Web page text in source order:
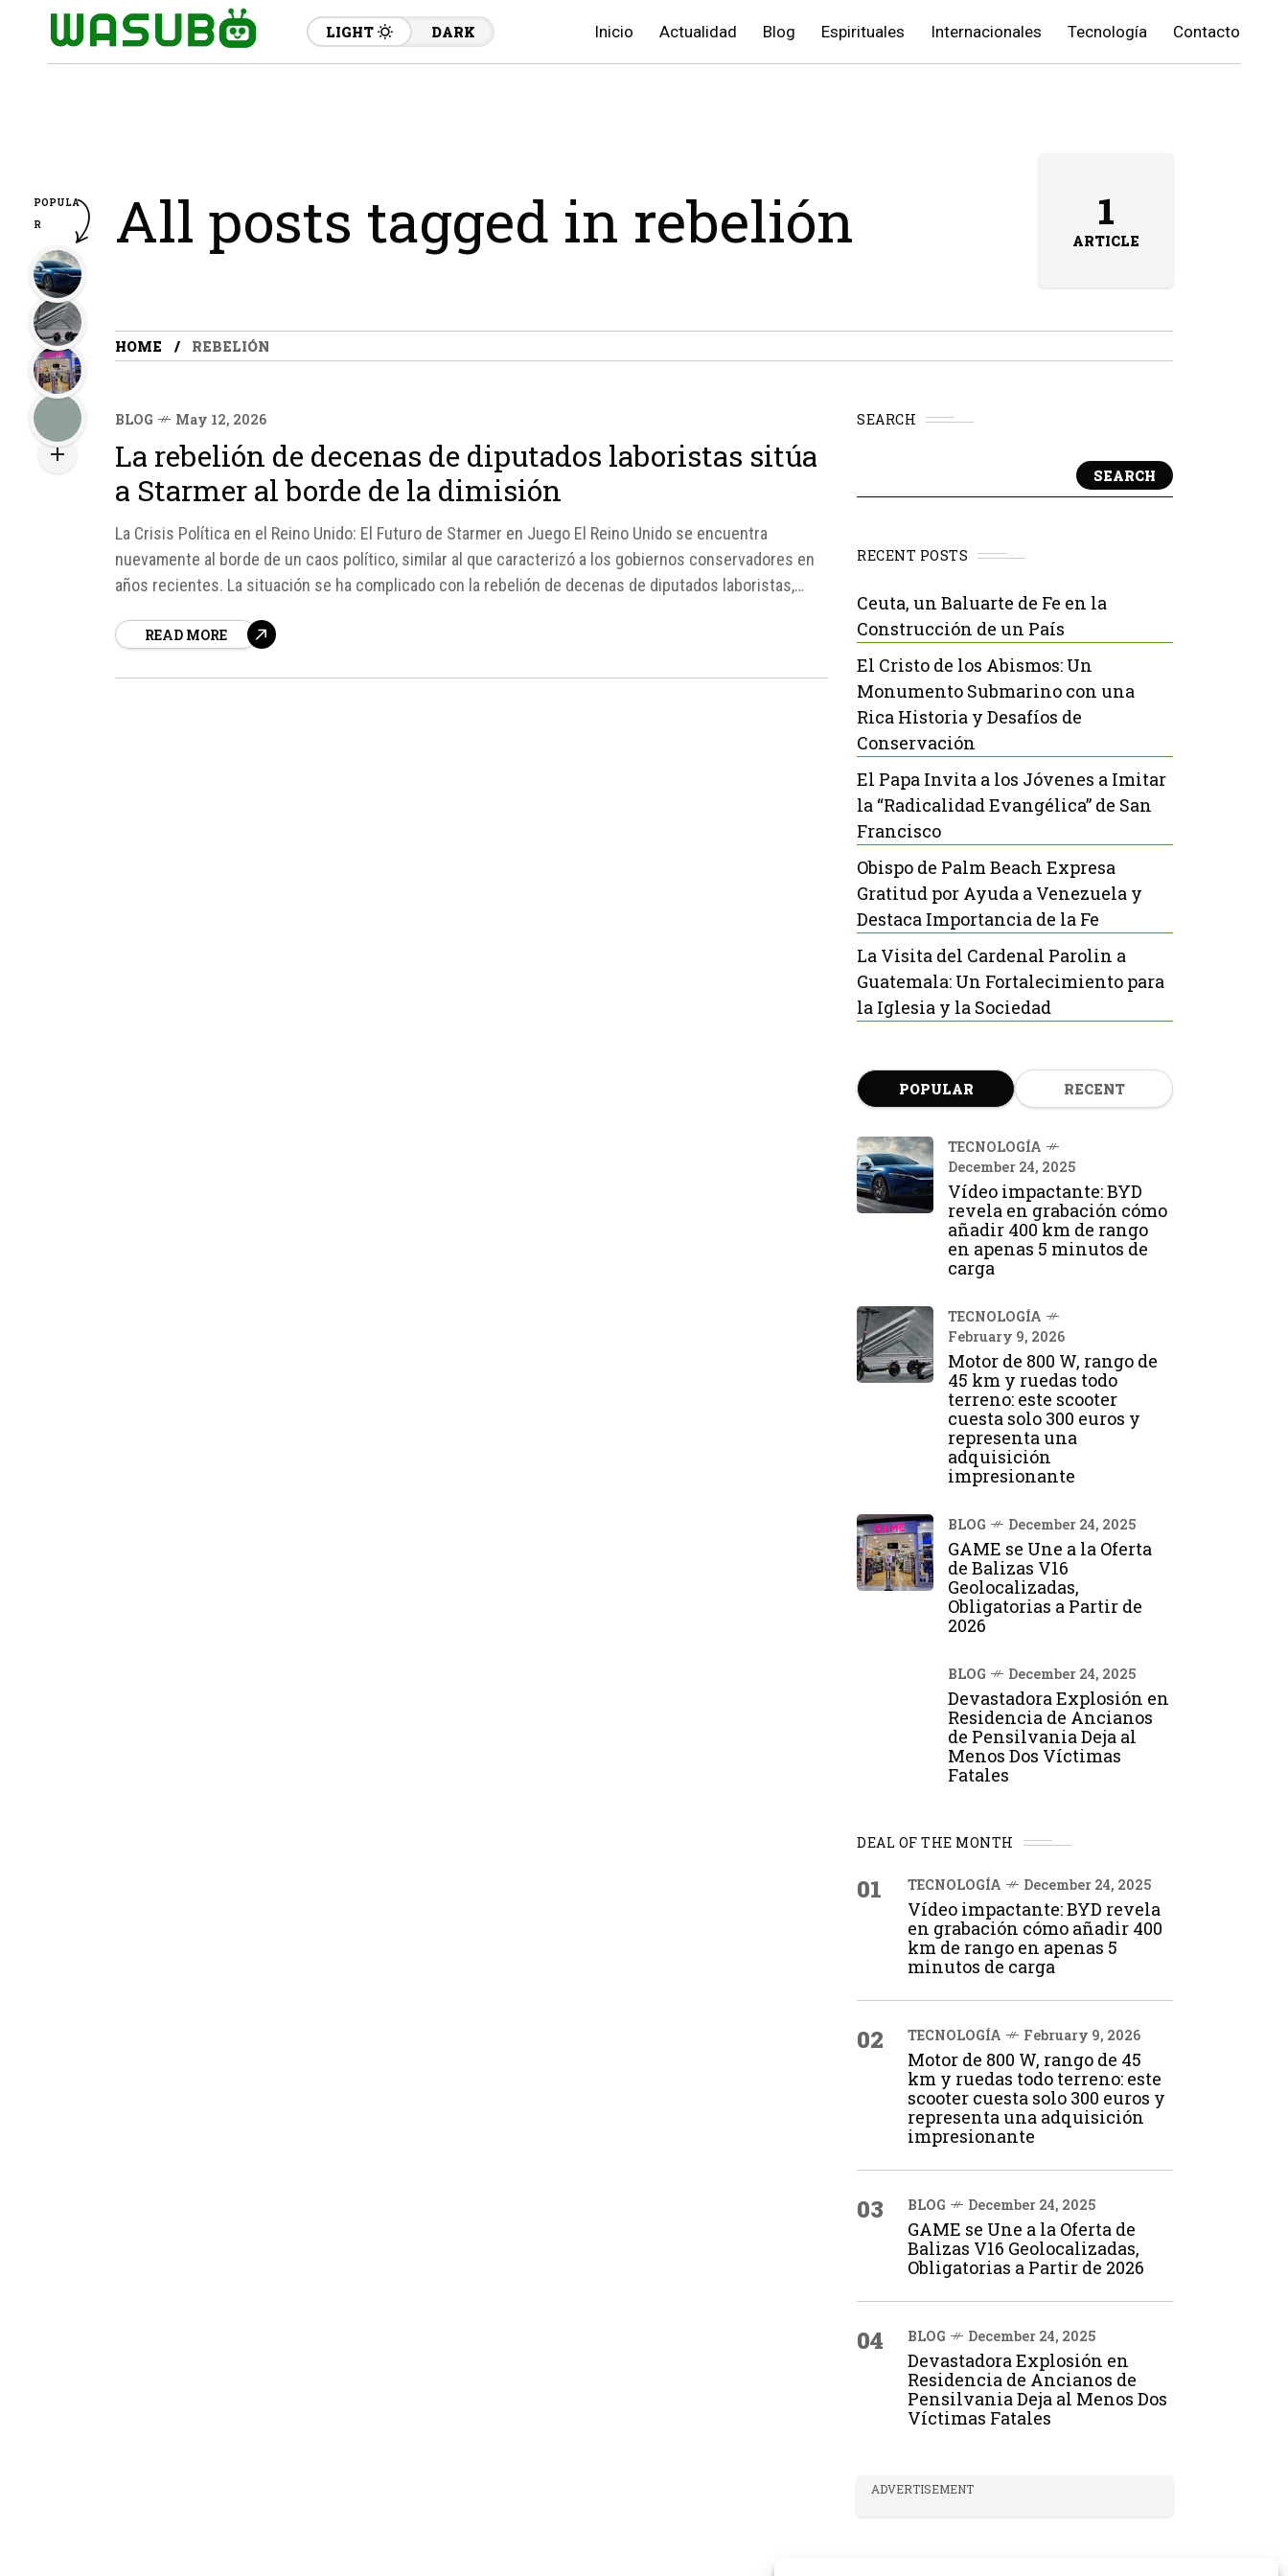
LIGHT DARK Inicio Actualidad Blog Espirituales Internacionales Tecnología Contacto
All posts tagged in rebelión 1
ARTICLE
HOME REBELIÓN
BLOG May 12, 2026
La rebelión de decenas de diputados laboristas sitúa
a Starmer al borde de la dimisión
La Crisis Política en el Reino Unido: El Futuro de Starmer en Juego El Reino Unido se encuentra
nuevamente al borde de un caos político, similar al que caracterizó a los gobiernos conservadores en
años recientes. La situación se ha complicado con la rebelión de decenas de diputados laboristas,
READ MORE
SEARCH
SEARCH
RECENT POSTS
Ceuta, un Baluarte de Fe en la
Construcción de un País
El Cristo de los Abismos: Un
Monumento Submarino con una
Rica Historia y Desafíos de
Conservación
El Papa Invita a los Jóvenes a Imitar
la “Radicalidad Evangélica” de San
Francisco
Obispo de Palm Beach Expresa
Gratitud por Ayuda a Venezuela y
Destaca Importancia de la Fe
La Visita del Cardenal Parolin a
Guatemala: Un Fortalecimiento para
la Iglesia y la Sociedad
POPULAR RECENT
TECNOLOGÍA
December 24, 2025
Vídeo impactante: BYD
revela en grabación cómo
añadir 400 km de rango
en apenas 5 minutos de
carga
TECNOLOGÍA
February 9, 2026
Motor de 800 W, rango de
45 km y ruedas todo
terreno: este scooter
cuesta solo 300 euros y
representa una
adquisición
impresionante
BLOG December 24, 2025
GAME se Une a la Oferta
de Balizas V16
Geolocalizadas,
Obligatorias a Partir de
2026
BLOG December 24, 2025
Devastadora Explosión en
Residencia de Ancianos
de Pensilvania Deja al
Menos Dos Víctimas
Fatales
DEAL OF THE MONTH
01 TECNOLOGÍA December 24, 2025
Vídeo impactante: BYD revela
en grabación cómo añadir 400
km de rango en apenas 5
minutos de carga
02 TECNOLOGÍA February 9, 2026
Motor de 800 W, rango de 45
km y ruedas todo terreno: este
scooter cuesta solo 300 euros y
representa una adquisición
impresionante
03 BLOG December 24, 2025
GAME se Une a la Oferta de
Balizas V16 Geolocalizadas,
Obligatorias a Partir de 2026
04 BLOG December 24, 2025
Devastadora Explosión en
Residencia de Ancianos de
Pensilvania Deja al Menos Dos
Víctimas Fatales
ADVERTISEMENT
POPULA
R